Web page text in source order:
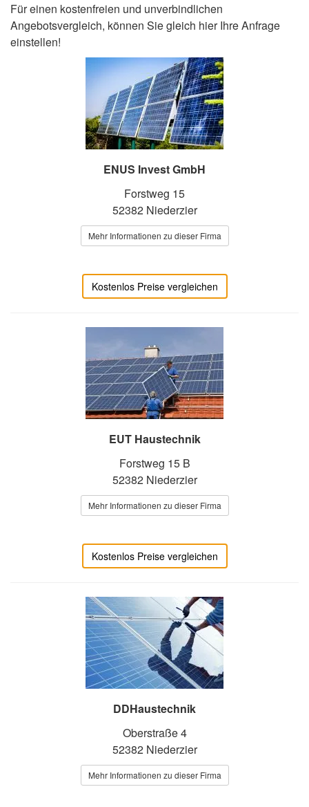
Für einen kostenfreien und unverbindlichen
Angebotsvergleich, können Sie gleich hier Ihre Anfrage
einstellen!
ENUS Invest GmbH
Forstweg 15
52382 Niederzier
Mehr Informationen zu dieser Firma
Kostenlos Preise vergleichen
EUT Haustechnik
Forstweg 15 B
52382 Niederzier
Mehr Informationen zu dieser Firma
Kostenlos Preise vergleichen
DDHaustechnik
Oberstraße 4
52382 Niederzier
Mehr Informationen zu dieser Firma